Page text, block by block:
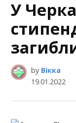
У
by Вікка
19.01.2022